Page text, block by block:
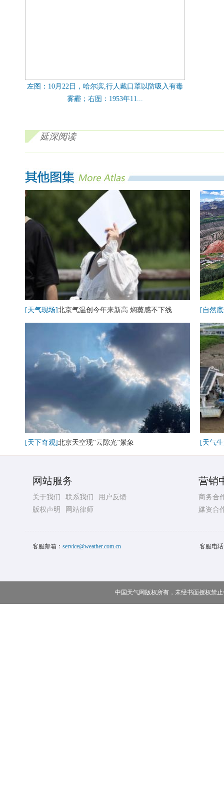
左图：10月22日，哈尔滨,行人戴口罩以防吸入有毒
雾霾；右图：1953年11...
延深阅读
[天气现场]北京气温创今年来新高 焖蒸感不下线 [自然
[天下奇观]北京天空现“云隙光”景象 [天气
网站服务
关于我们 联系我们
用户反馈
版权声明
网站律师
营销
商务合
媒资合
客服邮箱： service@weather.com.cn 客服电
中国天气网版权所有，未经书面授权